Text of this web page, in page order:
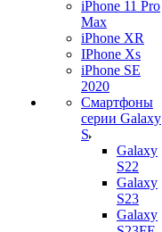
iPhone 11 Pro
Max
iPhone XR
IPhone Xs
iPhone SE
2020
Смартфоны
серии Galaxy
S
Galaxy
S22
Galaxy
S23
Galaxy